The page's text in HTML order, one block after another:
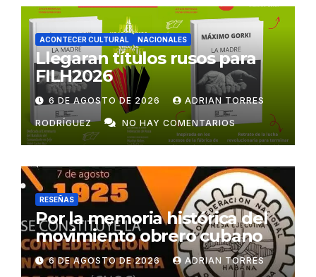
ACONTECER CULTURAL NACIONALES
Llegaran títulos rusos para
FILH2026
6 DE AGOSTO DE 2026 ADRIAN TORRES
RODRÍGUEZ NO HAY COMENTARIOS
RESEÑAS
Por la memoria histórica del
movimiento obrero cubano
6 DE AGOSTO DE 2026 ADRIAN TORRES